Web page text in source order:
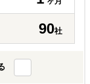
90社